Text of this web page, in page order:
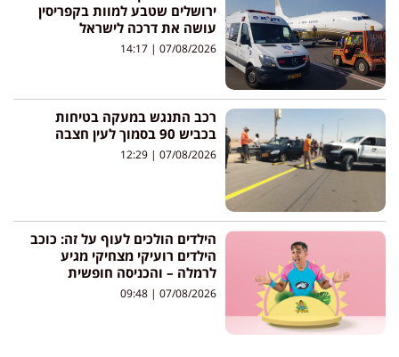
ירושלים שטבע למוות בקפריסין
עושה את דרכה לישראל
07/08/2026
רכב התנגש במעקה בטיחות
בכביש 90 בסמוך לעין חצבה
07/08/2026
הילדים הולכים לעוף על זה: כוכב
הילדים רועיקי מצחיקי מגיע
לרמלה – והכניסה חופשית
07/08/2026